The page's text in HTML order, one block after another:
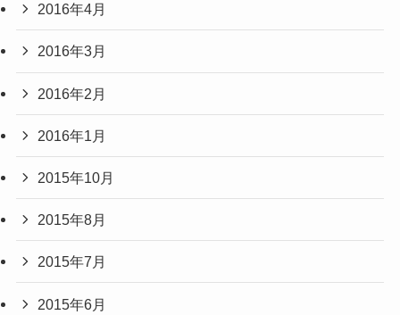
2016年4月
2016年3月
2016年2月
2016年1月
2015年10月
2015年8月
2015年7月
2015年6月